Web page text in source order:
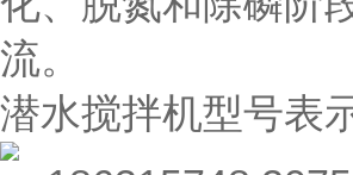
流。
潜水搅拌机型号表